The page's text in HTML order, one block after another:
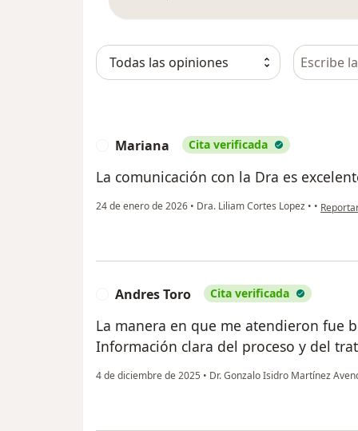
Busca en
Mariana Cita verificada
La comunicación con la Dra es
24 de enero de 2026 • Dra. Liliam Cortes Lopez • • en
Andres Toro Cita verificada
La manera en que me atendieron fue
Información clara del proceso y del
4 de diciembre de 2025 • Dr. Gonzalo Isidro Martínez